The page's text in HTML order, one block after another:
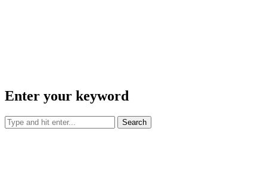
Enter your keyword
Search